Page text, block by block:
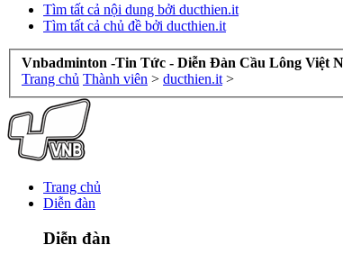
Tìm tất cả nội dung bởi ducthien.it
Tìm tất cả chủ đề bởi ducthien.it
Vnbadminton -Tin Tức - Diễn Đàn Cầu Lông Việt
Trang chủ Thành viên > ducthien.it >
Trang chủ
Diễn đàn
Diễn đàn